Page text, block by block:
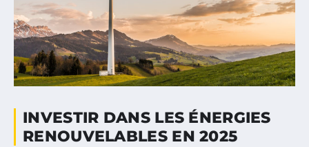
INVESTIR DANS LES ÉNERGIES
RENOUVELABLES EN 2025